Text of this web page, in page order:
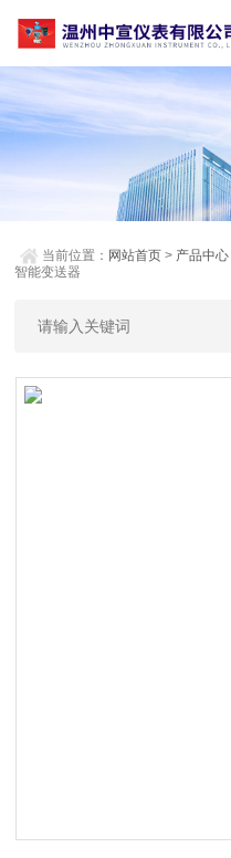
当前位置： 网站首页 > 产品中心
智能变送器